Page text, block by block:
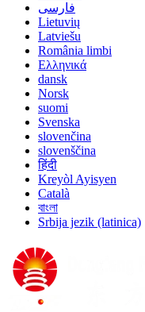
فارسی
Lietuvių
Latviešu
România limbi
Ελληνικά
dansk
Norsk
suomi
Svenska
slovenčina
slovenščina
हिंदी
Kreyòl Ayisyen
Català
বাংলা
Srbija jezik (latinica)